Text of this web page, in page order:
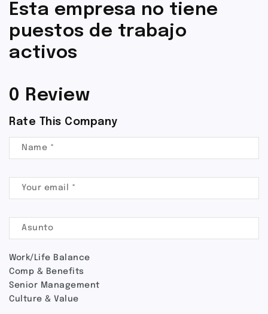
Esta empresa no tiene
puestos de trabajo
activos
0 Review
Rate This Company
Work/Life Balance
Comp & Benefits
Senior Management
Culture & Value